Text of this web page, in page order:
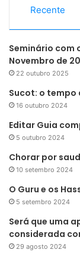
Recente
Seminário com
Novembro de
22 outubro 2025
Sucot: o tempo
16 outubro 2024
Editar Guia
5 outubro 2024
Chorar por
10 setembro 2024
O Guru e os
5 setembro 2024
Será que uma
considerada
29 agosto 2024